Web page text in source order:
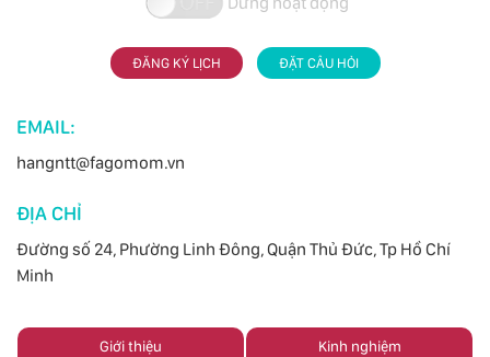
ĐĂNG KÝ LỊCH ĐẶT CÂU HỎI
EMAIL:
hangntt@fagomom.vn
ĐỊA CHỈ
Đường số 24, Phường Linh Đông, Quận Thủ Đức, Tp Hồ Chí
Minh
Giới thiệu Kinh nghiệm